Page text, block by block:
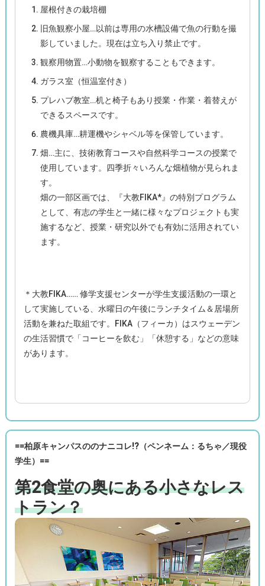
屋根付きの栽培棚
旧魚観察小屋…以前は専用の水槽設備で魚の行動を撮
影していました。現在は立ち入り禁止です。
観察用物置…小動物を観察することもできます。
ガラス室（恒温室付き）
プレハブ教室…机と椅子もあり授業・作業・着替えが
できるスペースです。
農機具庫…耕運機やシャベル等を保管しています。
畑…主に、技術教育コースや自然科学コースの授業で
使用しています。四季折々いろんな畑植物が見られま
す。
畑の一部区画では、『大教FIKA*』の特別プログラム
として、有志の学生と一緒に様々なプロジェクトも実
施するなど、授業・研究以外でも有効に活用されてい
ます。
＊大教FIKA…… 修学支援センターが学生支援活動の一環と
して実施している、水曜日の午後にランチタイム＆居場所
活動を兼ねた取組です。FIKA（フィーカ）はスウェーデン
の生活習慣で「コーヒーを飲む」「休憩する」などの意味
があります。
==柏原キャンパスののナニコレ!?（ペンネーム：るちゃ／現役
学生）==
第2食堂の奥にある小さなレス
トラン？